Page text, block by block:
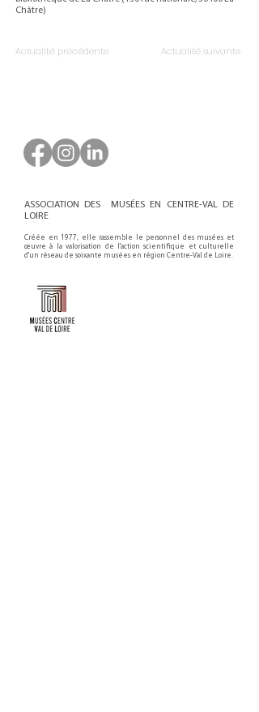
Châtre)
Actualité précédente Actualité suivante
ASSOCIATION DES MUSÉES EN CENTRE-VAL DE
LOIRE
Créée en 1977, elle rassemble le personnel des musées et
œuvre à la valorisation de l'action scientifique et culturelle
d'un réseau de soixante musées en région Centre-Val de Loire.